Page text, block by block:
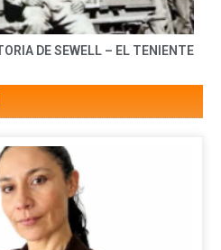
DE SEWELL – EL TENIENTE